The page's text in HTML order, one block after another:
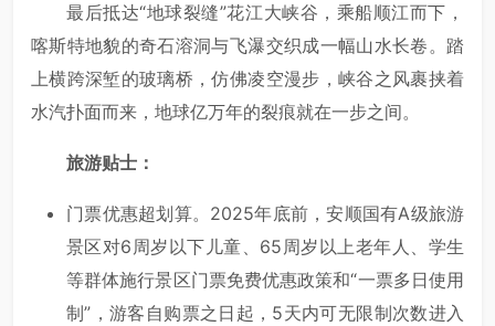
最后抵达“地球裂缝”花江大峡谷，乘船顺江而下，
喀斯特地貌的奇石溶洞与飞瀑交织成一幅山水长卷。踏
上横跨深堑的玻璃桥，仿佛凌空漫步，峡谷之风裹挟着
水汽扑面而来，地球亿万年的裂痕就在一步之间。
旅游贴士：
门票优惠超划算。2025年底前，安顺国有A级旅游
景区对6周岁以下儿童、65周岁以上老年人、学生
等群体施行景区门票免费优惠政策和“一票多日使用
制”，游客自购票之日起，5天内可无限制次数进入